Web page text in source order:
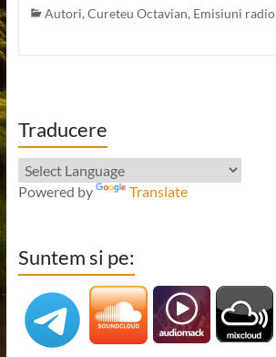
Autori, Cureteu Octavian, Emisiuni radio
Traducere
Powered by Translate
Suntem si pe: